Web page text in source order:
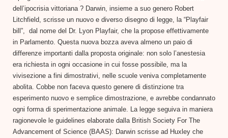
dell’ipocrisia vittoriana ? Darwin, insieme a suo genero Robert
Litchfield, scrisse un nuovo e diverso disegno di legge, la “Playfair
bill”, dal nome del Dr. Lyon Playfair, che la propose effettivamente
in Parlamento. Questa nuova bozza aveva almeno un paio di
differenze importanti dalla proposta originale: non solo l’anestesia
era richiesta in ogni occasione in cui fosse possibile, ma la
vivisezione a fini dimostrativi, nelle scuole veniva completamente
abolita. Cobbe non faceva questo genere di distinzione tra
esperimento nuovo e semplice dimostrazione, e avrebbe condannato
ogni forma di sperimentazione animale. La legge seguiva in maniera
ragionevole le guidelines elaborate dalla British Society For The
Advancement of Science (BAAS): Darwin scrisse ad Huxley che